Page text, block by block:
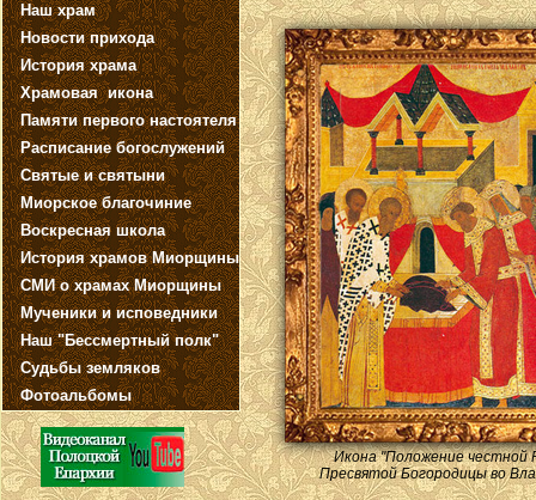
Наш храм
Новости прихода
История храма
Храмовая икона
Памяти первого настоятеля
Расписание богослужений
Святые и святыни
Миорское благочиние
Воскресная школа
История храмов Миорщины
СМИ о храмах Миорщины
Мученики и исповедники
Наш "Бессмертный полк"
Судьбы земляков
Фотоальбомы
Икона "Положение честной
Пресвятой Богородицы во